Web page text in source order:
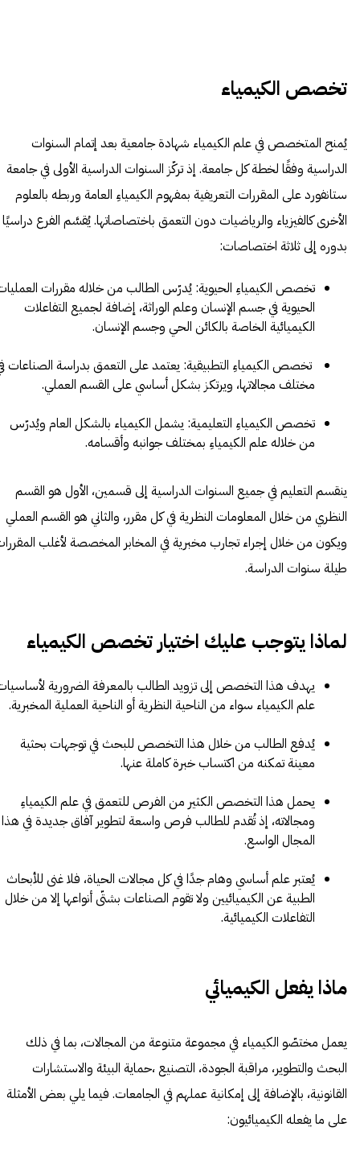
تخصص الكيمياء
يُمنح المتخصص في علم الكيمياء شهادة جامعية بعد إتمام السنوات
الدراسية وفقًا لخطة كل جامعة. إذ تركّز السنوات الدراسية الأولى في جامعة
ستانفوردعلى المقررات التعريفية بمفهوم الكيمياءِ العامة وربطه بالعلوم
الأخرى كالفيزياء والرياضيات دون التعمق باختصاصاتها. يُقسَّم الفرع دراسيًا
بدوره إلى ثلاثة اختصاصات:
تخصص الكيمياءِ الحيوية: يُدرّس الطالب من خلاله مقررات
الحيوية في جسم الإنسان وعلم الوراثة، إضافة لجميع التفاعلات
الكيميائية الخاصة بالكائن الحي وجسم الإنسان.
تخصص الكيمياءِ التطبيقية: يعتمد على التعمق بدراسة الصناعات
مختلف مجالاتها، ويرتكز بشكل أساسي على القسم العملي.
تخصص الكيمياءِ التعليمية: يشمل الكيمياء بالشكل العام ويُدرّس
من خلاله علم الكيمياءِ بمختلف جوانبه وأقسامه.
ينقسم التعليم في جميع السنوات الدراسية إلى قسمين، الأول هو القسم
النظري من خلال المعلومات النظرية في كل مقرر، والثاني هو القسم العملي
ويكون من خلال إجراء تجارب مخبرية في المخابر المخصصة لأغلب
طيلة سنوات الدراسة.
لماذا يتوجب عليك اختيار تخصص الكيمياء
يهدف هذا التخصص إلى تزويد الطالب بالمعرفة الضرورية
علم الكيمياء سواء من الناحية النظرية أو الناحية العملية المخبرية.
يُدفع الطالب من خلال هذا التخصص للبحث في توجهات بحثية
معينة تمكنه من اكتساب خبرة كاملة عنها.
يحمل هذا التخصص الكثير من الفرص للتعمق في علم الكيمياءِ
ومجالاته، إذ تُقدم للطالب فرص واسعة لتطوير آفاق جديدة في هذا
المجال الواسع.
يُعتبر علم أساسي وهام جدًا في كل مجالات الحياة، فلا غنى للأبحاث
الطبية عن الكيميائيين ولا تقوم الصناعات بشتّى أنواعها إلا من خلال
التفاعلات الكيميائية.
ماذا يفعل الكيميائي
يعمل مختصّو الكيمياء في مجموعة متنوعة من المجالات، بما في ذلك
البحث والتطوير، مراقبة الجودة، التصنيع ،حماية البيئة والاستشارات
القانونية، بالإضافة إلى إمكانية عملهم في الجامعات. فيما يلي بعض الأمثلة
على ما يفعله الكيميائيون: